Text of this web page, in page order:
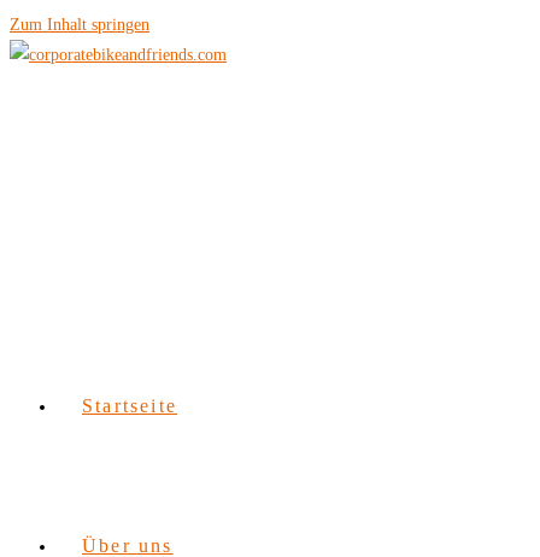
Zum Inhalt springen
Startseite
Über uns